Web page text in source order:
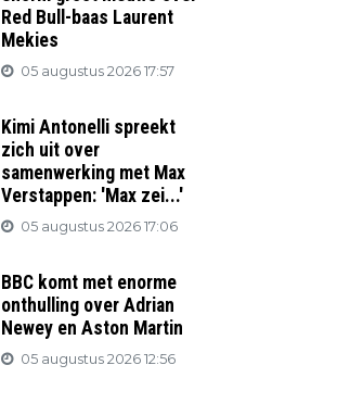
Red Bull-baas Laurent
Mekies
05 augustus 2026 17:57
Kimi Antonelli spreekt
zich uit over
samenwerking met Max
Verstappen: 'Max zei...'
05 augustus 2026 17:06
BBC komt met enorme
onthulling over Adrian
Newey en Aston Martin
05 augustus 2026 12:56